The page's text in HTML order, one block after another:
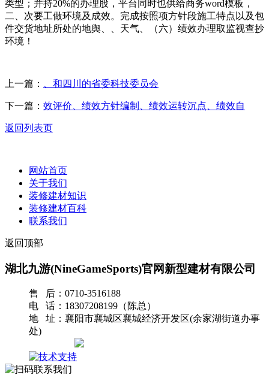
类型；并持20%的办理股，平台同时也供给商务word模板，
二、次要工做环境及成效。完成按照项方针段施工特点以及包
件交货地址所处的地舆、、天气、（六）绩效办理取监视查抄
环境！
上一篇： 、和四川的省委科技委员会
下一篇： 效评价、绩效方针编制、绩效运转沉点、绩效自
返回列表页
网站首页
关于我们
装修建材知识
装修建材百科
联系我们
返回顶部
湖北九游(NineGameSports)官网新型建材有限公司
售 后：0710-3516188
电 话：18307208199（陈总）
地 址：襄阳市襄城区襄城经济开发区(余家湖街道办事
处)